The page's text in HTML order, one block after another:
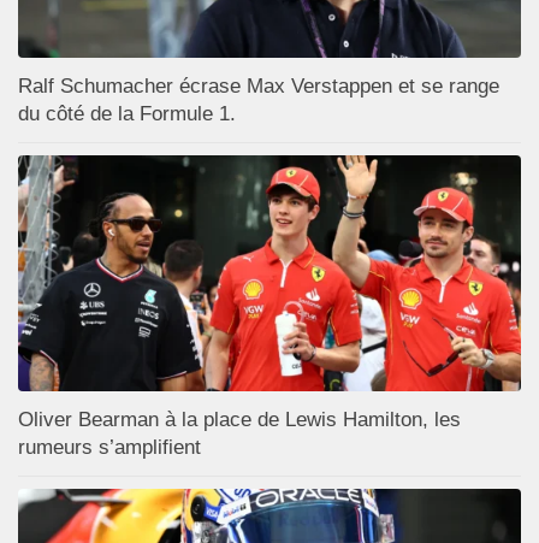
Ralf Schumacher écrase Max Verstappen et se range
du côté de la Formule 1.
Oliver Bearman à la place de Lewis Hamilton, les
rumeurs s’amplifient